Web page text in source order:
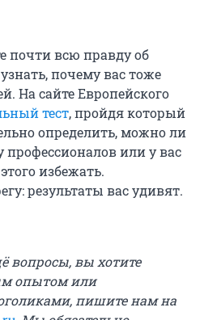
почти всю правду об
почему вас тоже
На сайте Европейского
тест, пройдя который
определить, можно ли
или у вас
избежать.
результаты вас удивят.
вопросы, вы хотите
опытом или
пишите нам на